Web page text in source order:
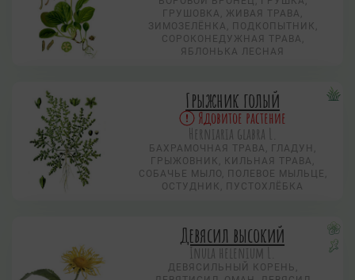
ГРУШОВКА, ЖИВАЯ ТРАВА,
ЗИМОЗЕЛЁНКА, ПОДКОПЫТНИК,
СОРОКОНЕДУЖНАЯ ТРАВА,
ЯБЛОНЬКА ЛЕСНАЯ
Грыжник голый
Ядовитое растение
Herniaria glabra L.
БАХРАМОЧНАЯ ТРАВА, ГЛАДУН,
ГРЫЖОВНИК, КИЛЬНАЯ ТРАВА,
СОБАЧЬЕ МЫЛО, ПОЛЕВОЕ МЫЛЬЦЕ,
ОСТУДНИК, ПУСТОХЛЁБКА
Девясил высокий
Inula helenium L.
ДЕВЯСИЛЬНЫЙ КОРЕНЬ,